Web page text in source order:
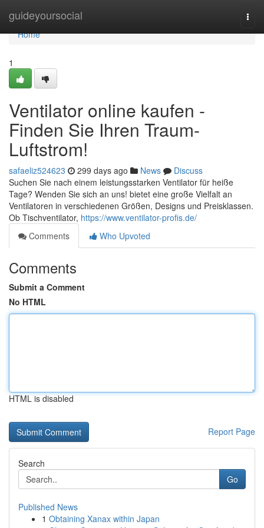
guideyoursocial
Home
Home
1
Ventilator online kaufen -
Finden Sie Ihren Traum-
Luftstrom!
safaeliz524623 299 days ago News
Discuss
Suchen Sie nach einem leistungsstarken Ventilator für heiße
Tage? Wenden Sie sich an uns! bietet eine große Vielfalt an
Ventilatoren in verschiedenen Größen, Designs und Preisklassen.
Ob Tischventilator, https://www.ventilator-profis.de/
Comments
Who Upvoted
Comments
Submit a Comment
No HTML
HTML is disabled
Report Page
Search
Go
Published News
1 Obtaining Xanax within Japan